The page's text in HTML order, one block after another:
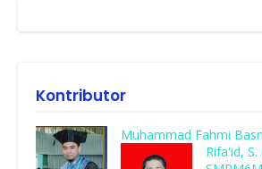
Kontributor
Muhammad Fahmi
Rifa'id,